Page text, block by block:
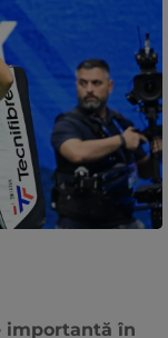
importantă în